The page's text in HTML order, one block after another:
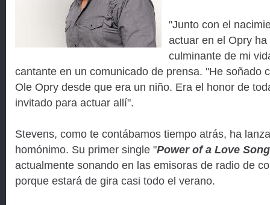
"Junto con el
actuar en el Opry
culminante de mi
cantante en un comunicado de prensa. "He soñado
Ole Opry desde que era un niño. Era el honor de
invitado para actuar allí".
Stevens, como te contábamos tiempo atrás, ha
homónimo. Su primer single "Power of a Love Song
actualmente sonando en las emisoras de radio de
porque estará de gira casi todo el verano.